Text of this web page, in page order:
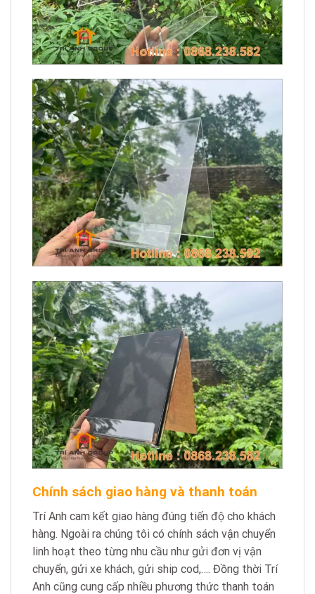
Chính sách giao hàng và thanh toán
Trí Anh cam kết giao hàng đúng tiến độ cho khách
hàng. Ngoài ra chúng tôi có chính sách vận chuyển
linh hoạt theo từng nhu cầu như gửi đơn vị vận
chuyển, gửi xe khách, gửi ship cod,…. Đồng thời Trí
Anh cũng cung cấp nhiều phương thức thanh toán